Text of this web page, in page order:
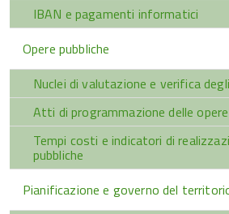
IBAN e pagamenti informatici
Opere pubbliche
Nuclei di valutazione e verifica
Atti di programmazione delle
Tempi costi e indicatori di
pubbliche
Pianificazione e governo del